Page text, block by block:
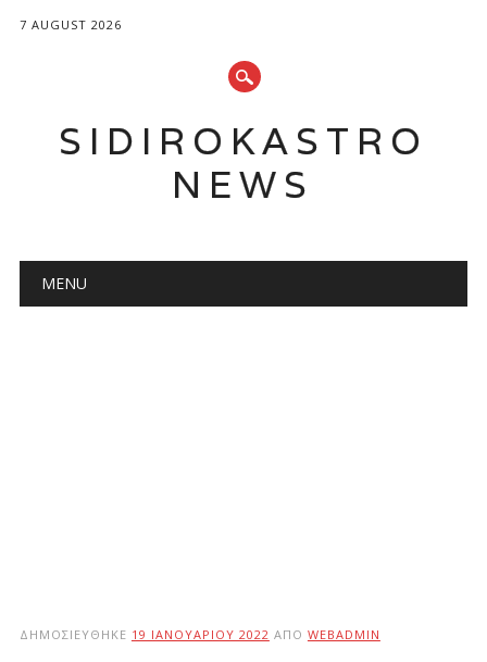
7 AUGUST 2026
SIDIROKASTRO
NEWS
Main menu
MENU
ΔΗΜΟΣΙΕΎΘΗΚΕ 19 ΙΑΝΟΥΑΡΊΟΥ 2022 ΑΠΌ WEBADMIN